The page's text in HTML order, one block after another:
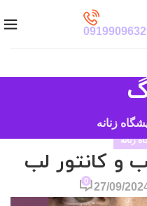
زنانه
زنانه
و کانتور لب
0